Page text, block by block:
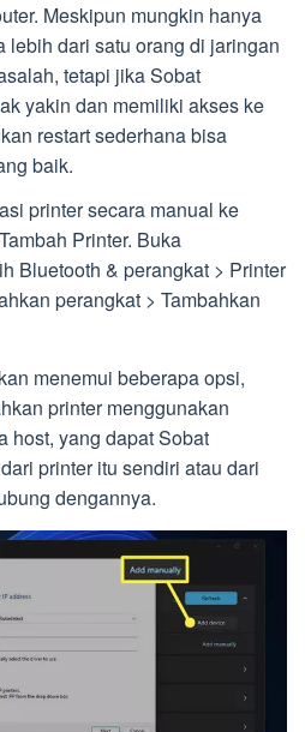
Meskipun mungkin hanya
lebih dari satu orang di jaringan
tetapi jika Sobat
yakin dan memiliki akses ke
restart sederhana bisa
baik.
printer secara manual ke
Printer. Buka
Bluetooth & perangkat > Printer
perangkat > Tambahkan
menemui beberapa opsi,
printer menggunakan
host, yang dapat Sobat
printer itu sendiri atau dari
dengannya.